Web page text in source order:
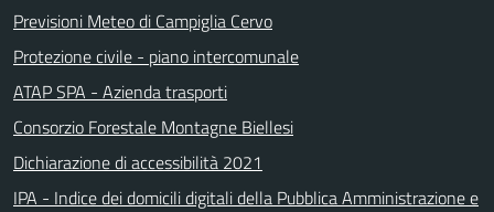
Previsioni Meteo di Campiglia Cervo
Protezione civile - piano intercomunale
ATAP SPA - Azienda trasporti
Consorzio Forestale Montagne Biellesi
Dichiarazione di accessibilità 2021
IPA - Indice dei domicili digitali della Pubblica Amministrazione e